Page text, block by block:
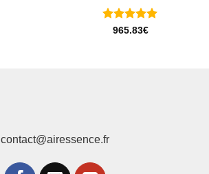
Note 5sur
965.83€
contact@airessence.fr